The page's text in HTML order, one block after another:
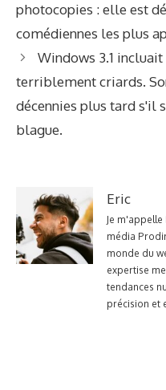
photocopies : elle est
comédiennes les plus
Windows 3.1
terriblement criards.
décennies plus tard s'il
blague.
Eric
Je
média
monde du
expertise
tendances
précision et